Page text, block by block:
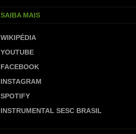
SAIBA MAIS
WIKIPÉDIA
YOUTUBE
FACEBOOK
INSTAGRAM
SPOTIFY
INSTRUMENTAL SESC BRASIL